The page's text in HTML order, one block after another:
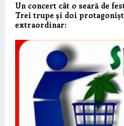
Un concert cât o seară de
Trei trupe și doi
extraordinar: